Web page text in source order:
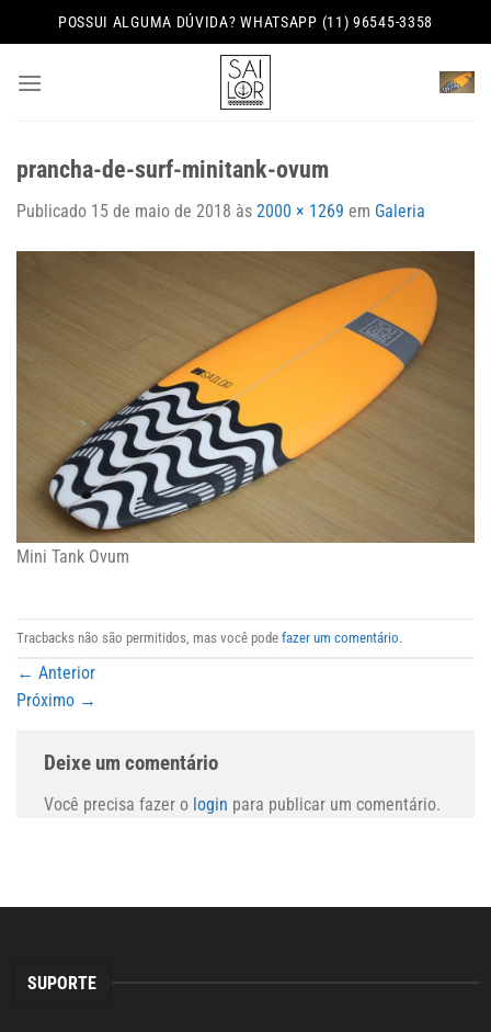
to
POSSUI ALGUMA DÚVIDA? WHATSAPP (11) 96545-3358
prancha-de-surf-minitank-ovum
Publicado 15 de maio de 2018 às 2000 × 1269 em Galeria
Mini Tank Ovum
Tracbacks não são permitidos, mas você pode fazer um comentário.
← Anterior
Próximo →
Deixe um comentário
Você precisa fazer o login para publicar um comentário.
SUPORTE